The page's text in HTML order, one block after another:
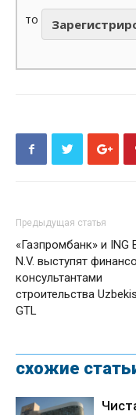
то
Предыдущая статья
«Газпромбанк» и ING
N.V. выступят
консультантами
строительства
GTL
схожие